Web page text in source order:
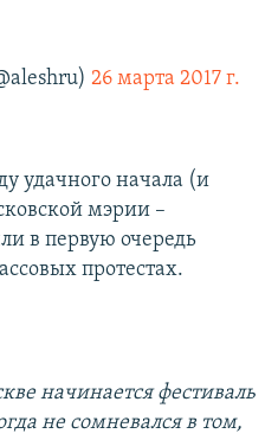
26 марта 2017 г.
удачного начала (и
мэрии –
в первую очередь
протестах.
начинается фестиваль
не сомневался в том,